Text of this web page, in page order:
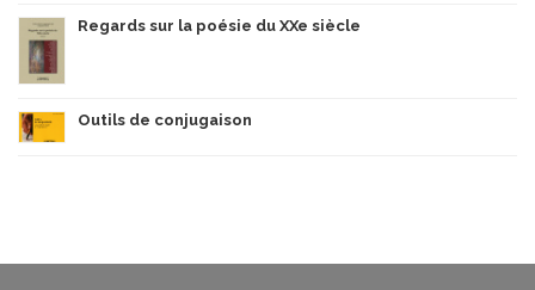
Regards sur la poésie du XXe siècle
Outils de conjugaison